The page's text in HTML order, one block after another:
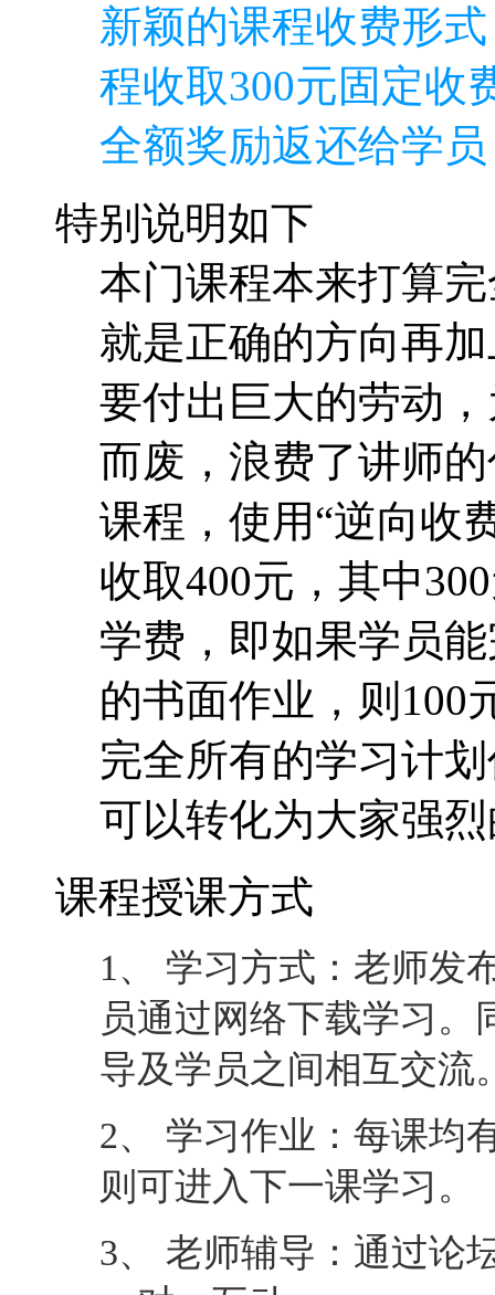
新颖的课程收费形
程收取300元固定收
全额奖励返还给学
特别说明如下
本门课程本来打算
就是正确的方向再
要付出巨大的劳动
而废，浪费了讲师
课程，使用“逆向收
收取400元，其中
学费，即如果学员
的书面作业，则100
完全所有的学习计
可以转化为大家强
课程授课方式
1、 学习方式：老师发
员通过网络下载学习
导及学员之间相互交流
2、 学习作业：每课均
则可进入下一课学习。
3、 老师辅导：通过论